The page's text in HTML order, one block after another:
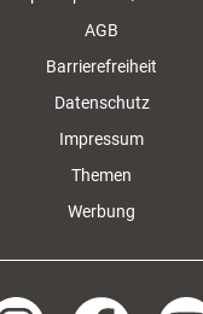
AGB
Barrierefreiheit
Datenschutz
Impressum
Themen
Werbung